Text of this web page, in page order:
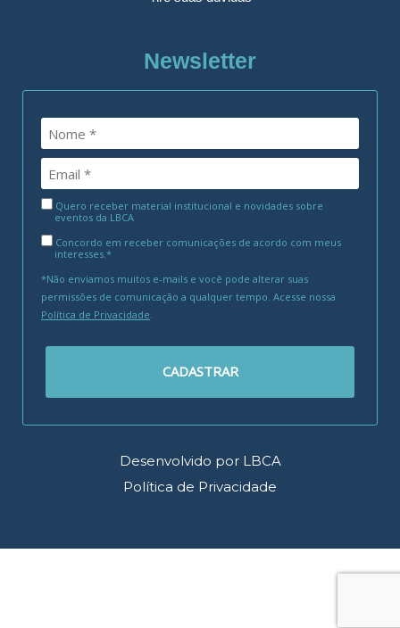
Newsletter
Quero receber material institucional e novidades sobre
eventos da LBCA
Concordo em receber comunicações de acordo com meus
interesses.*
*Não enviamos muitos e-mails e você pode alterar suas
permissões de comunicação a qualquer tempo. Acesse nossa
Política de Privacidade
CADASTRAR
Desenvolvido por LBCA
Política de Privacidade